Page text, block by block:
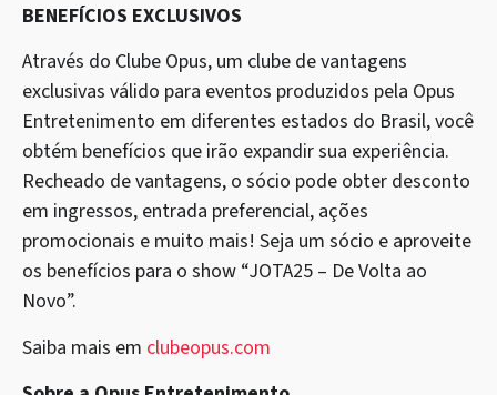
BENEFÍCIOS EXCLUSIVOS
Através do Clube Opus, um clube de vantagens
exclusivas válido para eventos produzidos pela Opus
Entretenimento em diferentes estados do Brasil, você
obtém benefícios que irão expandir sua experiência.
Recheado de vantagens, o sócio pode obter desconto
em ingressos, entrada preferencial, ações
promocionais e muito mais! Seja um sócio e aproveite
os benefícios para o show “JOTA25 – De Volta ao
Novo”.
Saiba mais em clubeopus.com